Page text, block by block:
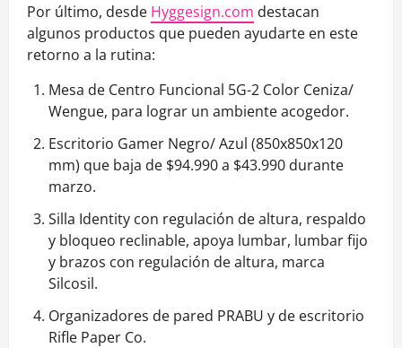
Por último, desde Hyggesign.com destacan
algunos productos que pueden ayudarte en este
retorno a la rutina:
Mesa de Centro Funcional 5G-2 Color Ceniza/
Wengue, para lograr un ambiente acogedor.
Escritorio Gamer Negro/ Azul (850x850x120
mm) que baja de $94.990 a $43.990 durante
marzo.
Silla Identity con regulación de altura, respaldo
y bloqueo reclinable, apoya lumbar, lumbar fijo
y brazos con regulación de altura, marca
Silcosil.
Organizadores de pared PRABU y de escritorio
Rifle Paper Co.